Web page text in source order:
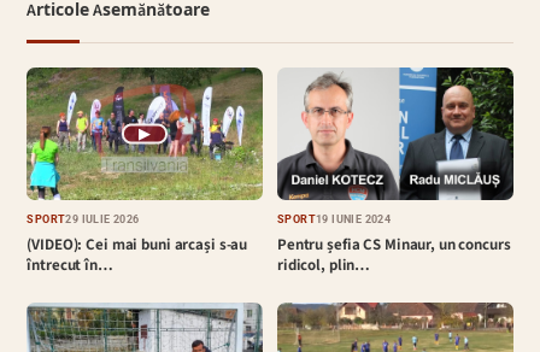
Articole Asemănătoare
▶
SPORT29 IULIE 2026
(VIDEO): Cei mai buni arcași s-au
întrecut în…
SPORT19 IUNIE 2024
Pentru șefia CS Minaur, un concurs
ridicol, plin…